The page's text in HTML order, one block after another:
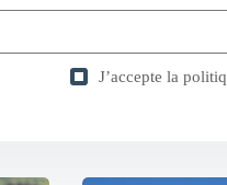
J’accepte la